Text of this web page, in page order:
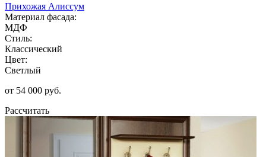
Прихожая Алиссум
Материал фасада:
МДФ
Стиль:
Классический
Цвет:
Светлый
от 54 000 руб.
Рассчитать